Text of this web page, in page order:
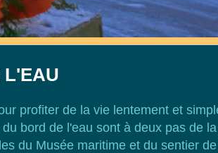
L'EAU
profiter de la vie lentement et
bord de l'eau sont à deux pas de
du Musée maritime et du sentier